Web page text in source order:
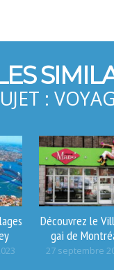
:
Découvrez le
gai de
27 septembre